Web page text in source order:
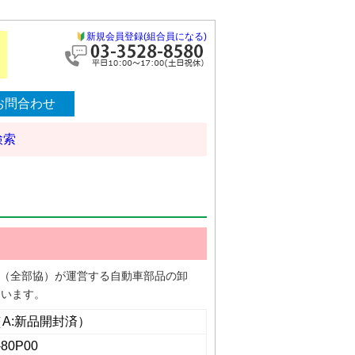
新規会員登録(組合員になる)
問合わせ
索
全部協）が運営する自動車部品の卸
ます。
新品開封済）